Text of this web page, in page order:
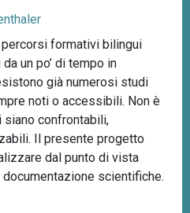
formativi bilingui
un po’ di tempo in
già numerosi studi
noti o accessibili. Non è
siano confrontabili,
Il presente progetto
dal punto di vista
scientifiche.